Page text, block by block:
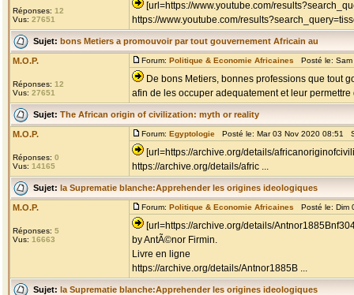
Réponses: 12
Vus: 27651
[url=https://www.youtube.com/
https://www.youtube.com/
Sujet: bons Metiers a promouvoir par tout gouvernement Africain au
M.O.P.
Réponses: 12
Vus: 27651
Forum: Politique & Economie Africaines Posté le:
De bons Metiers, bonnes professions que tout
afin de les occuper adequatement et leur
Sujet: The African origin of civilization: myth or reality
M.O.P.
Réponses: 0
Vus: 14165
Forum: Egyptologie Posté le: Mar 03 Nov 2020 08:51
[url=https://archive.org/details/
https://archive.org/details/afric ...
Sujet: la Suprematie blanche:Apprehender les origines ideologiques
M.O.P.
Réponses: 5
Vus: 16663
Forum: Politique & Economie Africaines Posté le: Dim
[url=https://archive.org/details/
by AntÃ©nor Firmin.
Livre en ligne
https://archive.org/details/Antnor1885B ...
Sujet: la Suprematie blanche:Apprehender les origines ideologiques